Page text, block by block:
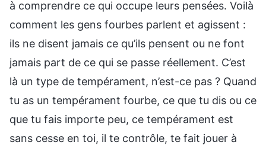
à comprendre ce qui occupe leurs pensées. Voilà
comment les gens fourbes parlent et agissent :
ils ne disent jamais ce qu’ils pensent ou ne font
jamais part de ce qui se passe réellement. C’est
là un type de tempérament, n’est-ce pas ? Quand
tu as un tempérament fourbe, ce que tu dis ou ce
que tu fais importe peu, ce tempérament est
sans cesse en toi, il te contrôle, te fait jouer à